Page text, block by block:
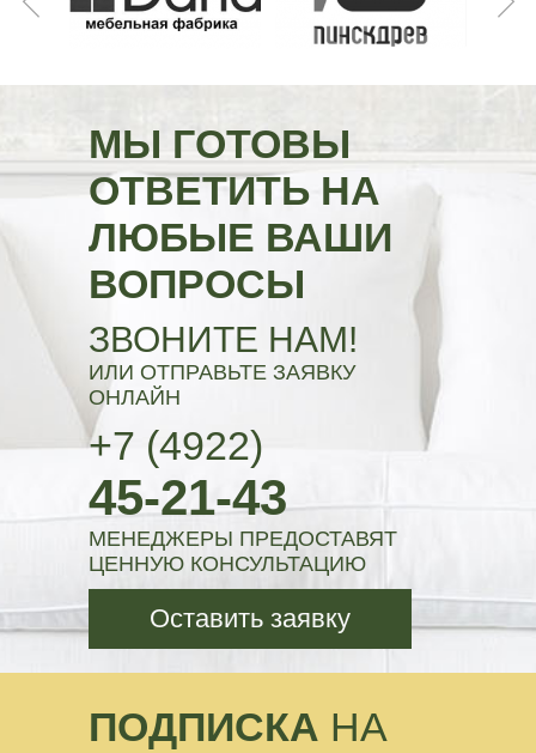
МЫ ГОТОВЫ
ОТВЕТИТЬ НА
ЛЮБЫЕ ВАШИ
ВОПРОСЫ
ЗВОНИТЕ НАМ!
ИЛИ ОТПРАВЬТЕ ЗАЯВКУ
ОНЛАЙН
+7 (4922)
45-21-43
МЕНЕДЖЕРЫ ПРЕДОСТАВЯТ
ЦЕННУЮ КОНСУЛЬТАЦИЮ
Оставить заявку
ПОДПИСКА НА